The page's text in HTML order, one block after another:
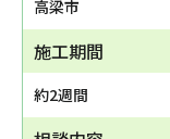
高梁市
施工期間
約2週間